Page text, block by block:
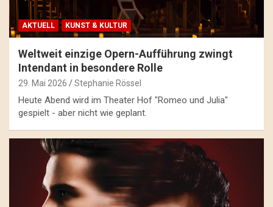
AKTUELL KUNST & KULTUR
Weltweit einzige Opern-Aufführung zwingt
Intendant in besondere Rolle
29. Mai 2026 Stephanie Rössel
Heute Abend wird im Theater Hof "Romeo und Julia"
gespielt - aber nicht wie geplant.